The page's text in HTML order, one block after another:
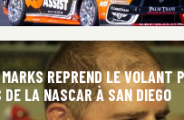
REPREND LE VOLANT
DE LA NASCAR À SAN DIEGO